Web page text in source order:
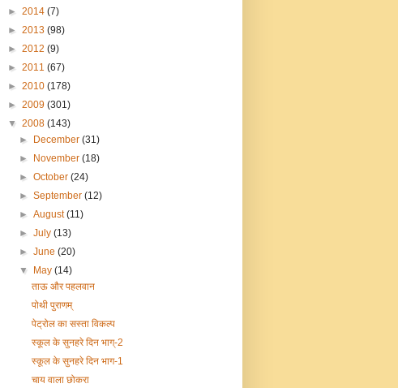
► 2014 (7)
► 2013 (98)
► 2012 (9)
► 2011 (67)
► 2010 (178)
► 2009 (301)
▼ 2008 (143)
►
December(31)
►
November(18)
►October(24)
►September(12)
►August(11)
►July(13)
►June(20)
▼
May(14)
ताऊ और पहलवान
पोथी पुराणम्
पेट्रोल का सस्ता विकल्प
स्कूल के सुनहरे दिन भाग्-2
स्कूल के सुनहरे दिन भाग-1
चाय वाला छोकरा